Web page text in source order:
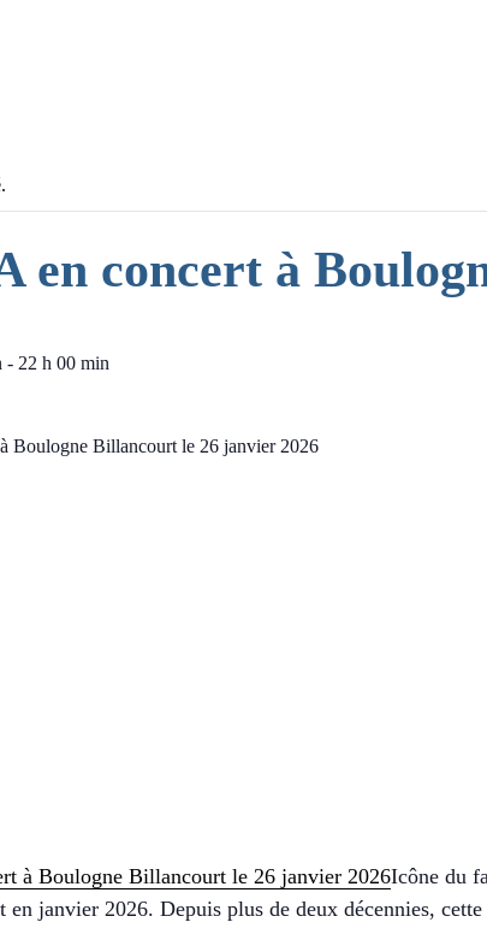
en concert à
- 22 h 00 min
Icône du
janvier 2026. Depuis plus de deux décennies,